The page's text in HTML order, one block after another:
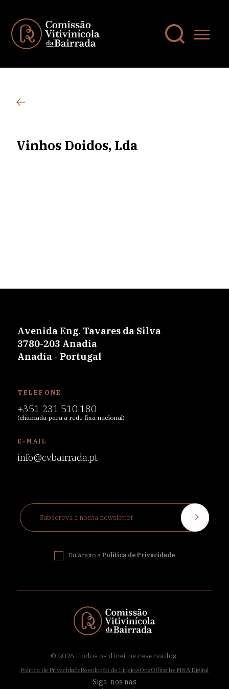
Vinhos Doidos, Lda
Avenida Eng. Tavares da Silva
3780-203 Anadia
Anadia - Portugal
TELEFONE
+351 231 510 180
(chamada para a rede fixa nacional)
E-MAIL
info@cvbairrada.pt
Eu aceito a Política de Privacidade
© 2026 Todos os direitos reservados.
Política de PrivacidadeResolução de LitígiosOneOffice by M&A Digital
Siga-nos nas